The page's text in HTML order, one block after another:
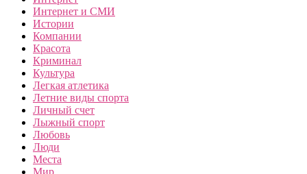
Интернет и СМИ
Истории
Компании
Красота
Криминал
Культура
Легкая атлетика
Летние виды спорта
Личный счет
Лыжный спорт
Любовь
Люди
Места
Мир